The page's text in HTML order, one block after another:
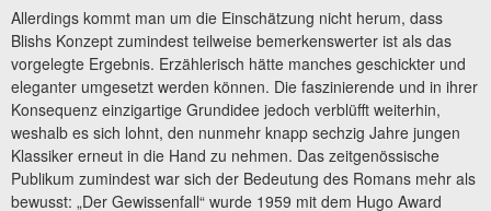
Allerdings kommt man um die Einschätzung nicht herum, dass
Blishs Konzept zumindest teilweise bemerkenswerter ist als das
vorgelegte Ergebnis. Erzählerisch hätte manches geschickter und
eleganter umgesetzt werden können. Die faszinierende und in ihrer
Konsequenz einzigartige Grundidee jedoch verblüfft weiterhin,
weshalb es sich lohnt, den nunmehr knapp sechzig Jahre jungen
Klassiker erneut in die Hand zu nehmen. Das zeitgenössische
Publikum zumindest war sich der Bedeutung des Romans mehr als
bewusst: „Der Gewissenfall“ wurde 1959 mit dem Hugo Award